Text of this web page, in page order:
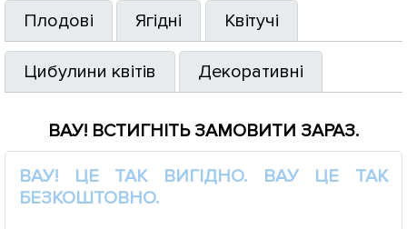
Плодові Ягідні Квітучі
Цибулини квітів Декоративні
ВАУ! ВСТИГНІТЬ ЗАМОВИТИ ЗАРАЗ.
ВАУ! ЦЕ ТАК ВИГІДНО. ВАУ ЦЕ ТАК
БЕЗКОШТОВНО.